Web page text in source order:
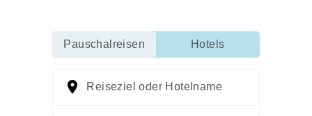
Pauschalreisen Hotels
Reiseziel oder Hotelname